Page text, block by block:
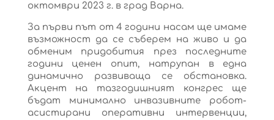
октомври 2023 г. в град Варна.
За първи път от 4 години насам ще имаме
възможност да се съберем на живо и да
обменим придобития през последните
години ценен опит, натрупан в една
динамично развиваща се обстановка.
Акцент на тазгодишният конгрес ще
бъдат минимално инвазивните робот-
асистирани оперативни интервенции,